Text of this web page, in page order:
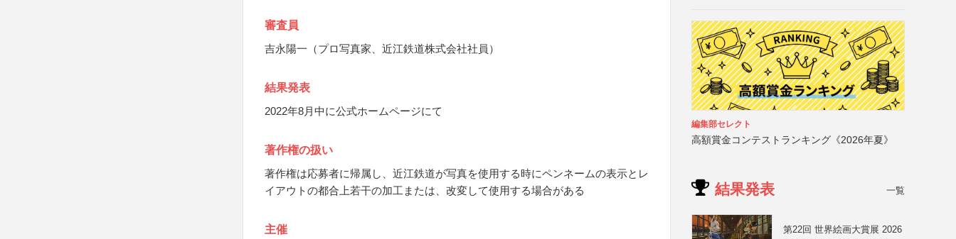
審査員
吉永陽一（プロ写真家、近江鉄道株式会社社員）
結果発表
2022年8月中に公式ホームページにて
著作権の扱い
著作権は応募者に帰属し、近江鉄道が写真を使用する時にペンネームの表示とレ
イアウトの都合上若干の加工または、改変して使用する場合がある
主催
編集部セレクト
高額賞金コンテストランキング《2026年夏》
結果発表 一覧
第22回 世界絵画大賞展 2026